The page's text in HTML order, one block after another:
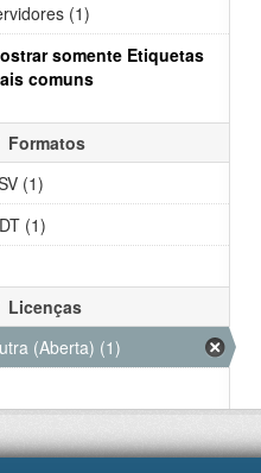
(1)
somente Etiquetas
comuns
Formatos
(1)
(1)
Licenças
(Aberta) (1)